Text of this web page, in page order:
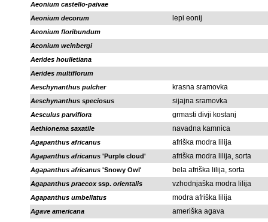
Aeonium castello-paivae
Aeonium decorum
lepi eonij
Aeonium floribundum
Aeonium weinbergi
Aerides houlletiana
Aerides multiflorum
Aeschynanthus pulcher
krasna sramovka
Aeschynanthus speciosus sijajna sramovka
Aesculus parviflora grmasti divji kostanj
Aethionema saxatile navadna kamnica
Agapanthus africanus afriška modra lilija
Agapanthus africanus 'Purple cloud' afriška modra lilija, sorta
Agapanthus africanus 'Snowy Owl' bela afriška lilija, sorta
Agapanthus praecoxssp. orientalis vzhodnjaška modra lilija
Agapanthus umbellatus modra afriška lilija
Agave americana ameriška agava